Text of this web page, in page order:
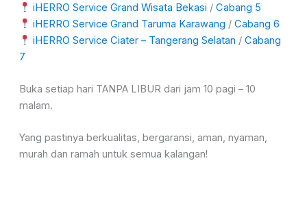
iHERRO Service Grand Wisata Bekasi /Cabang 5
iHERRO Service Grand Taruma Karawang /Cabang 6
iHERRO Service Ciater – Tangerang Selatan /Cabang
7
Buka setiap hari TANPA LIBUR dari jam 10 pagi – 10
malam.
Yang pastinya berkualitas, bergaransi, aman, nyaman,
murah dan ramah untuk semua kalangan!